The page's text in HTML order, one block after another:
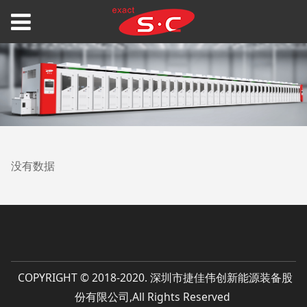
没有数据
COPYRIGHT © 2018-2020. 深圳市捷佳伟创新能源装备股
份有限公司,All Rights Reserved